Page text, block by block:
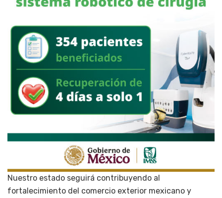
Nuestro estado seguirá contribuyendo al
fortalecimiento del comercio exterior mexicano y